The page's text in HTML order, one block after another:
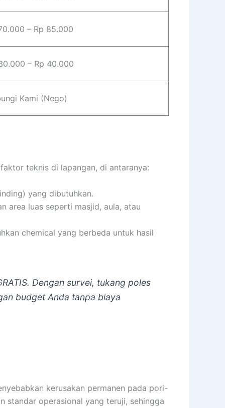
– Rp 85.000
– Rp 40.000
Kami (Nego)
teknis di lapangan, di antaranya:
yang dibutuhkan.
area luas seperti masjid, aula, atau
chemical yang berbeda untuk hasil
Dengan survei, tukang poles
budget Anda tanpa biaya
kerusakan permanen pada pori-
standar operasional yang teruji, sehingga